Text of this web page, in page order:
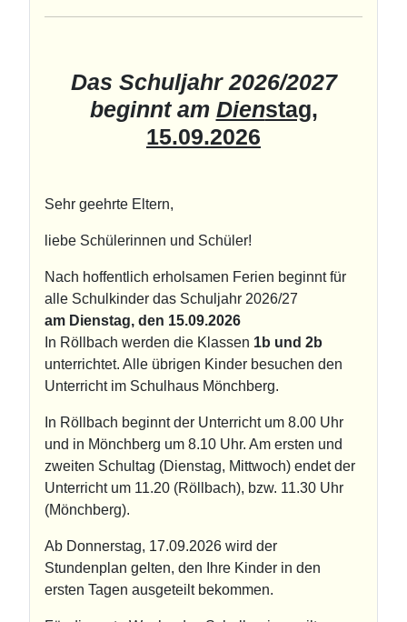
Das Schuljahr 2026/2027
beginnt am Dienstag,
15.09.2026
Sehr geehrte Eltern,
liebe Schülerinnen und Schüler!
Nach hoffentlich erholsamen Ferien beginnt für
alle Schulkinder das Schuljahr 2026/27
am Dienstag, den 15.09.2026
In Röllbach werden die Klassen 1b und 2b
unterrichtet. Alle übrigen Kinder besuchen den
Unterricht im Schulhaus Mönchberg.
In Röllbach beginnt der Unterricht um 8.00 Uhr
und in Mönchberg um 8.10 Uhr. Am ersten und
zweiten Schultag (Dienstag, Mittwoch) endet der
Unterricht um 11.20 (Röllbach), bzw. 11.30 Uhr
(Mönchberg).
Ab Donnerstag, 17.09.2026 wird der
Stundenplan gelten, den Ihre Kinder in den
ersten Tagen ausgeteilt bekommen.